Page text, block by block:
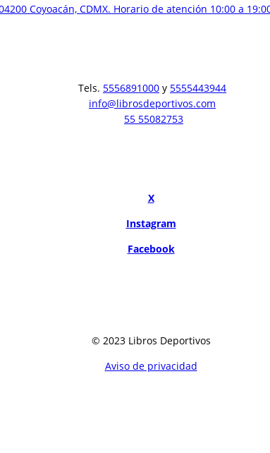
Coyoacán, CDMX. Horario de atención 10:00 a
Tels. 5556891000 y 5555443944
info@librosdeportivos.com
55 55082753
X
Instagram
Facebook
© 2023 Libros Deportivos
Aviso de privacidad